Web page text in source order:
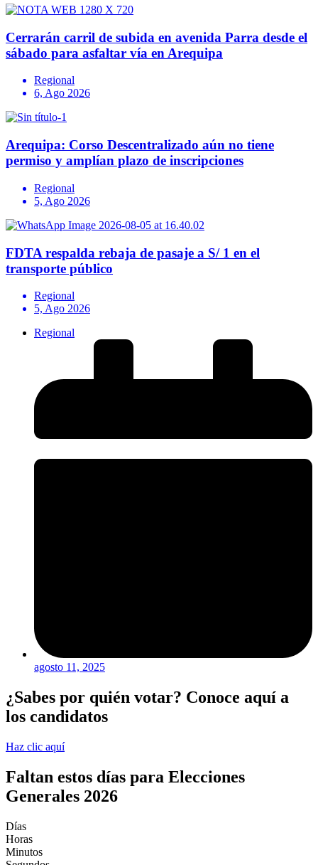
Cerrarán carril de subida en avenida Parra desde el
sábado para asfaltar vía en Arequipa
Regional
6, Ago 2026
Arequipa: Corso Descentralizado aún no tiene
permiso y amplían plazo de inscripciones
Regional
5, Ago 2026
FDTA respalda rebaja de pasaje a S/ 1 en el
transporte público
Regional
5, Ago 2026
Regional
agosto 11, 2025
¿Sabes por quién votar? Conoce aquí a
los candidatos
Haz clic aquí
Faltan estos días para Elecciones
Generales 2026
Días
Horas
Minutos